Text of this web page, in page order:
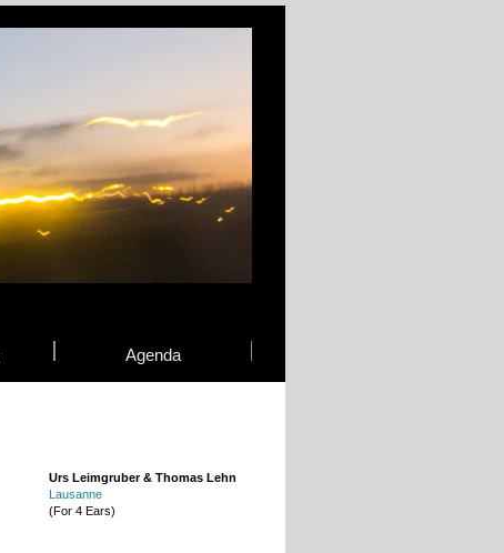
Agenda
Urs Leimgruber & Thomas Lehn
Lausanne
(For 4 Ears)